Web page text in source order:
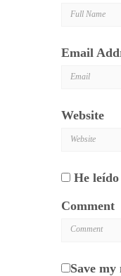
Email
Website
He
Comment
Save